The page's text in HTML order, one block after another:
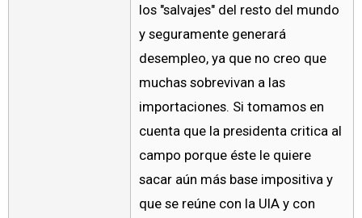
los "salvajes" del resto del mundo
y seguramente generará
desempleo, ya que no creo que
muchas sobrevivan a las
importaciones. Si tomamos en
cuenta que la presidenta critica al
campo porque éste le quiere
sacar aún más base impositiva y
que se reúne con la UIA y con